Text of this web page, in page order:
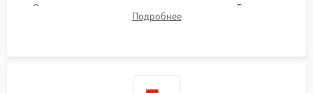
Очистка внутренних плат от окислов и пыли. Бережная
обработка германиевого объектива специализированными
Подробнее